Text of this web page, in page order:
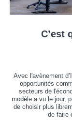
C’est
Avec l'avènement
opportunités
secteurs de
modèle a vu le jour,
de choisir plus
de faire